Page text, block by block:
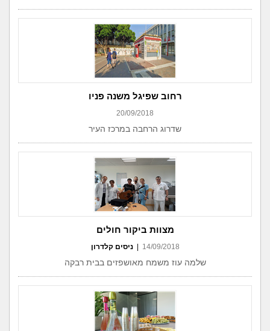
רחוב שפיגל משנה פניו
20/09/2018
שדרוג הרחבה במרכז העיר
מצוות ביקור חולים
14/09/2018 ניסים קלדרון
שלמה עוז משמח מאושפזים בבית רבקה